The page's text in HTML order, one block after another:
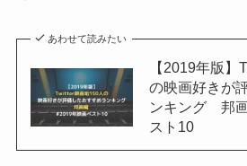
あわせて読みたい
【2019年版】
の映画好きが
ンキング 邦
スト10